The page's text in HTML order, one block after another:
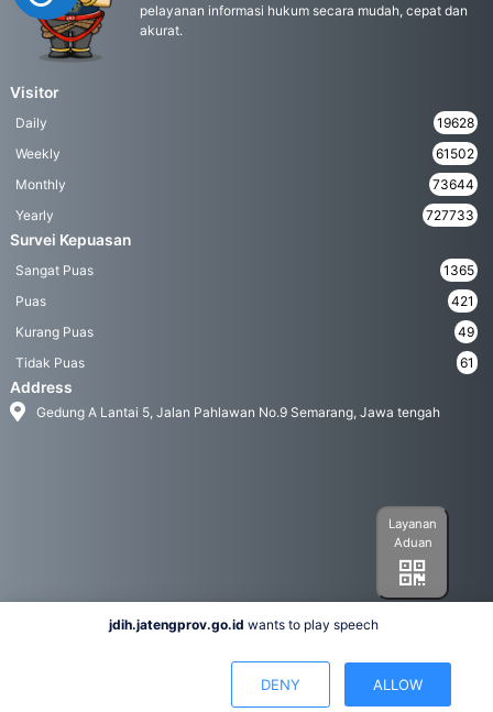
pelayanan informasi hukum secara mudah, cepat dan
akurat.
Visitor
Daily
19628
Weekly
61502
Monthly
73644
Yearly
727733
Survei Kepuasan
Sangat Puas
1365
Puas
421
Kurang Puas
49
Tidak Puas
61
Address
Gedung A Lantai 5, Jalan Pahlawan No.9 Semarang, Jawa tengah
Layanan
Aduan
Hak Cipta 2022© Biro Hukum Pemerintah Provinsi Jawa Tengah
jdih.jatengprov.go.id wants to play speech
DENY ALLOW